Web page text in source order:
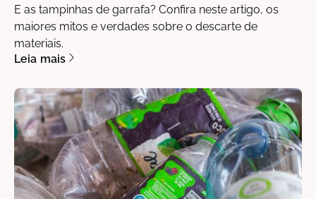
E as tampinhas de garrafa? Confira neste artigo, os
maiores mitos e verdades sobre o descarte de
materiais.
Leia mais